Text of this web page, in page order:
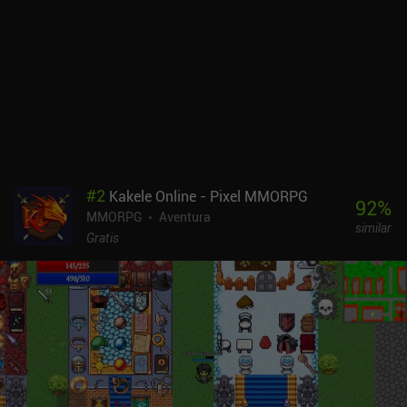
través de una suscripción mensual de 10,99 $, que desbloquea
todo el mundo del juego, un montón de nuevas misiones y objetos,
y algunas habilidades adicionales en las que participar. Sin
embargo, la experiencia Free-to-Play es genial y ofrece miles de
horas de juego.
#2 Kakele Online - Pixel MMORPG
MMORPG
Aventura
Gratis
92%
similar